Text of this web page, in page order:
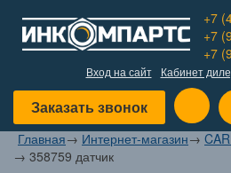
+7
+7
+7
Вход на сайт Кабинет
Заказать звонок
Главная→ Интернет-магазин→
→ 358759 датчик